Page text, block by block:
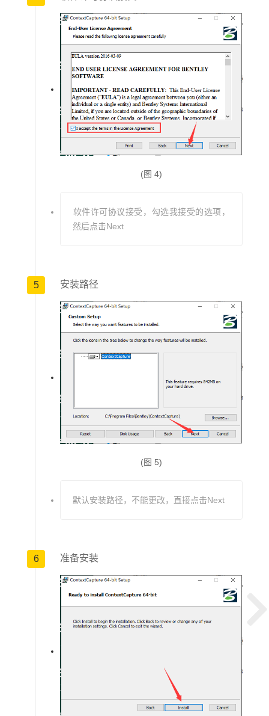
(图 4)
软件许可协议接受，勾选我接受的选项，
然后点击Next
5 安装路径
(图 5)
默认安装路径，不能更改，直接点击Next
6 准备安装